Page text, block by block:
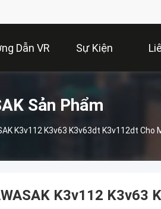
Dẫn VR Sự Kiện
Sản Phẩm
K3v112 K3v63 K3v63dt K3v112dt Cho
K3v112 K3v63